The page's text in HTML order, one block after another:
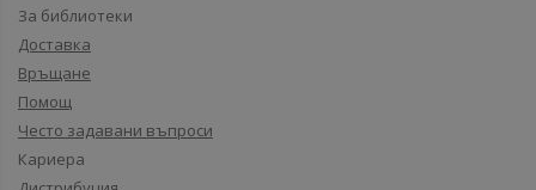
За библиотеки
Доставка
Връщане
Помощ
Често задавани въпроси
Кариера